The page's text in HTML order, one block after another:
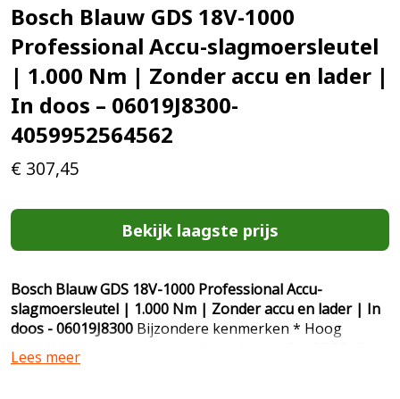
Bosch Blauw GDS 18V-1000
Professional Accu-slagmoersleutel
| 1.000 Nm | Zonder accu en lader |
In doos – 06019J8300-
4059952564562
€ 307,45
Bekijk laagste prijs
Bosch Blauw GDS 18V-1000 Professional Accu-
slagmoersleutel | 1.000 Nm | Zonder accu en lader | In
doos - 06019J8300 Bijzondere kenmerken * Hoog
vermogen met snoerloze vrijheid dankzij ProCORE18V-
accu's en borstelloze motor * De beste prestaties voor
Lees meer